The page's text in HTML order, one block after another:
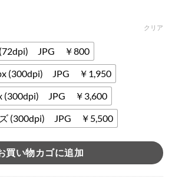
(72dpi) JPG ￥800
(300dpi) JPG ￥1,950
(300dpi) JPG ￥3,600
(300dpi) JPG ￥5,500
クリア
買い物カゴに追加